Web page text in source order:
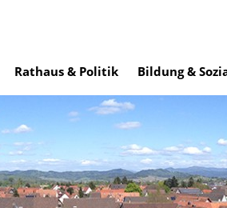
Rathaus & Politik Bildung &